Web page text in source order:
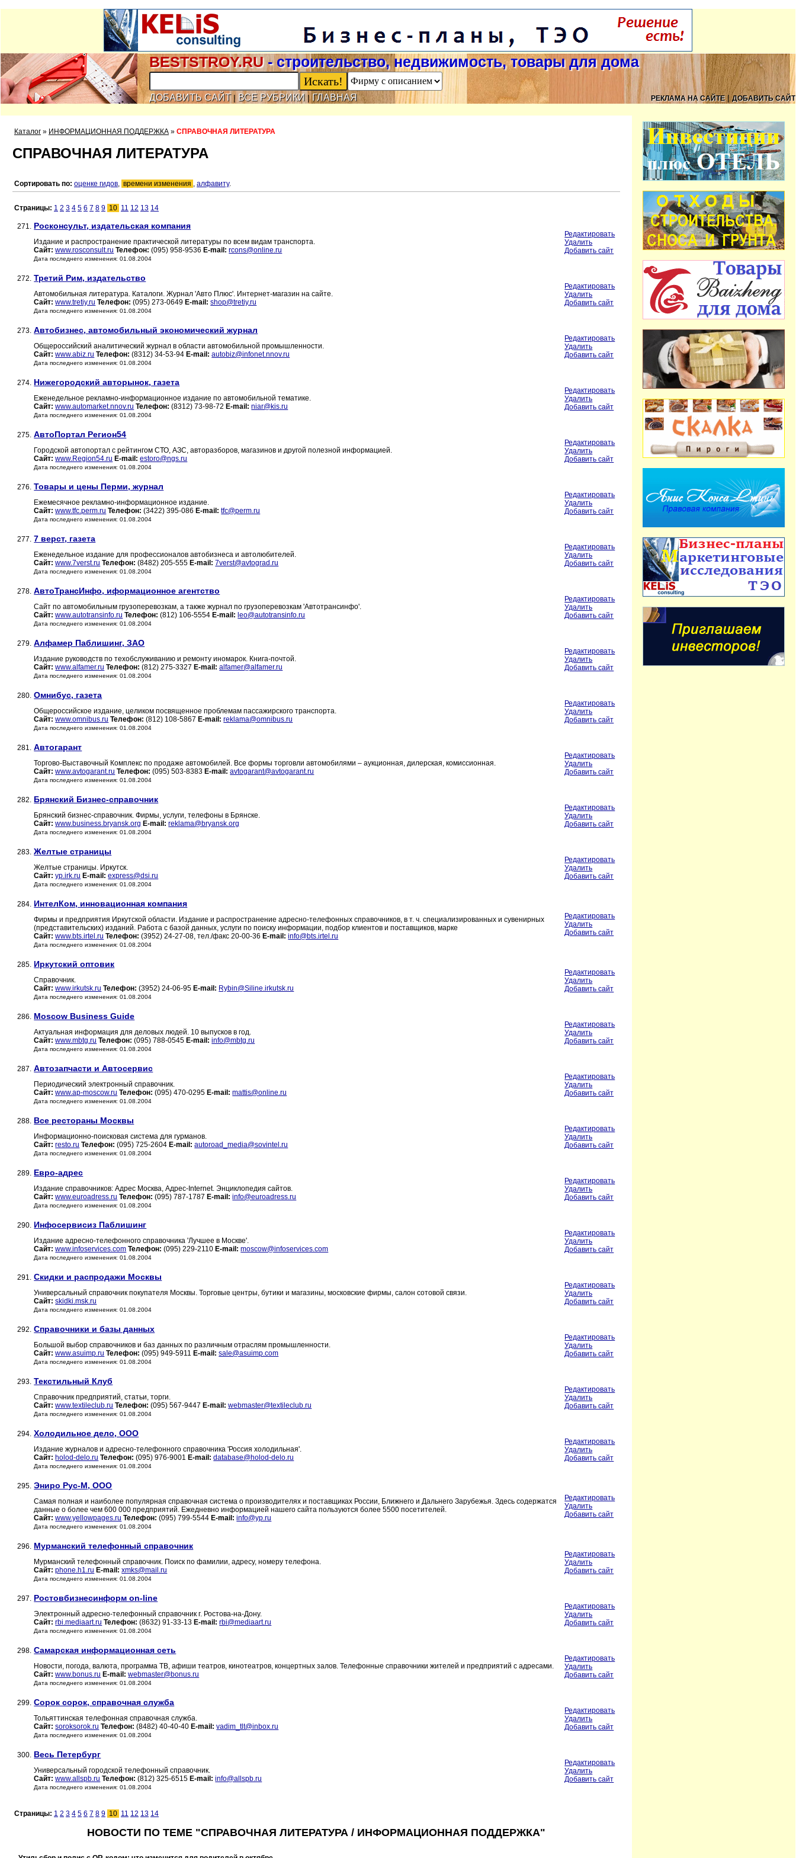
BESTSTROY.RU - строительство, недвижимость, товары для дома
ДОБАВИТЬ САЙТ| ВСЕ РУБРИКИ | ГЛАВНАЯ РЕКЛАМА НА САЙТЕ|ДОБАВИТЬ САЙТ
Каталог » ИНФОРМАЦИОННАЯ ПОДДЕРЖКА » СПРАВОЧНАЯ ЛИТЕРАТУРА
СПРАВОЧНАЯ ЛИТЕРАТУРА
Сортировать по: оценке гидов, времени изменения , алфавиту.
Страницы: 1 2 3 4 5 6 7 8 9 10 11 12 13 14
271. Росконсульт, издательская компания
Издание и распространение практической литературы по всем видам транспорта.
Сайт: www.rosconsult.ru Телефон: (095) 958-9536 E-mail: rcons@online.ru
Дата последнего изменения: 01.08.2004
Редактировать
Удалить
Добавить сайт
272. Третий Рим, издательство
Автомобильная литература. Каталоги. Журнал 'Авто Плюс'. Интернет-магазин на сайте.
Сайт: www.tretiy.ru Телефон: (095) 273-0649 E-mail: shop@tretiy.ru
Дата последнего изменения: 01.08.2004
Редактировать
Удалить
Добавить сайт
273. Автобизнес, автомобильный экономический журнал
Общероссийский аналитический журнал в области автомобильной промышленности.
Сайт: www.abiz.ru Телефон: (8312) 34-53-94 E-mail: autobiz@infonet.nnov.ru
Дата последнего изменения: 01.08.2004
Редактировать
Удалить
Добавить сайт
274. Нижегородский авторынок, газета
Еженедельное рекламно-информационное издание по автомобильной тематике.
Сайт: www.automarket.nnov.ru Телефон: (8312) 73-98-72 E-mail: niar@kis.ru
Дата последнего изменения: 01.08.2004
Редактировать
Удалить
Добавить сайт
275. АвтоПортал Регион54
Городской автопортал с рейтингом СТО, АЗС, авторазборов, магазинов и другой полезной информацией.
Сайт: www.Region54.ru E-mail: estoro@ngs.ru
Дата последнего изменения: 01.08.2004
Редактировать
Удалить
Добавить сайт
276. Товары и цены Перми, журнал
Ежемесячное рекламно-информационное издание.
Сайт: www.tfc.perm.ru Телефон: (3422) 395-086 E-mail: tfc@perm.ru
Дата последнего изменения: 01.08.2004
Редактировать
Удалить
Добавить сайт
277. 7 верст, газета
Еженедельное издание для профессионалов автобизнеса и автолюбителей.
Сайт: www.7verst.ru Телефон: (8482) 205-555 E-mail: 7verst@avtograd.ru
Дата последнего изменения: 01.08.2004
Редактировать
Удалить
Добавить сайт
278. АвтоТрансИнфо, иформационное агентство
Сайт по автомобильным грузоперевозкам, а также журнал по грузоперевозкам 'Автотрансинфо'.
Сайт: www.autotransinfo.ru Телефон: (812) 106-5554 E-mail: leo@autotransinfo.ru
Дата последнего изменения: 01.08.2004
Редактировать
Удалить
Добавить сайт
279. Алфамер Паблишинг, ЗАО
Издание руководств по техобслуживанию и ремонту иномарок. Книга-почтой.
Сайт: www.alfamer.ru Телефон: (812) 275-3327 E-mail: alfamer@alfamer.ru
Дата последнего изменения: 01.08.2004
Редактировать
Удалить
Добавить сайт
280. Омнибус, газета
Общероссийское издание, целиком посвященное проблемам пассажирского транспорта.
Сайт: www.omnibus.ru Телефон: (812) 108-5867 E-mail: reklama@omnibus.ru
Дата последнего изменения: 01.08.2004
Редактировать
Удалить
Добавить сайт
281. Автогарант
Торгово-Выставочный Комплекс по продаже автомобилей. Все формы торговли автомобилями – аукционная, дилерская, комиссионная.
Сайт: www.avtogarant.ru Телефон: (095) 503-8383 E-mail: avtogarant@avtogarant.ru
Дата последнего изменения: 01.08.2004
Редактировать
Удалить
Добавить сайт
282. Брянский Бизнес-справочник
Брянский бизнес-справочник. Фирмы, услуги, телефоны в Брянске.
Сайт: www.business.bryansk.org E-mail: reklama@bryansk.org
Дата последнего изменения: 01.08.2004
Редактировать
Удалить
Добавить сайт
283. Желтые страницы
Желтые страницы. Иркутск.
Сайт: yp.irk.ru E-mail: express@dsi.ru
Дата последнего изменения: 01.08.2004
Редактировать
Удалить
Добавить сайт
284. ИнтелКом, инновационная компания
Фирмы и предприятия Иркутской области. Издание и распространение адресно-телефонных справочников, в т. ч. специализированных и сувенирных
(представительских) изданий. Работа с базой данных, услуги по поиску информации, подбор клиентов и поставщиков, марке
Сайт: www.bts.irtel.ru Телефон: (3952) 24-27-08, тел./факс 20-00-36 E-mail: info@bts.irtel.ru
Дата последнего изменения: 01.08.2004
Редактировать
Удалить
Добавить сайт
285. Иркутский оптовик
Справочник.
Сайт: www.irkutsk.ru Телефон: (3952) 24-06-95 E-mail: Rybin@Siline.irkutsk.ru
Дата последнего изменения: 01.08.2004
Редактировать
Удалить
Добавить сайт
286. Moscow Business Guide
Актуальная информация для деловых людей. 10 выпусков в год.
Сайт: www.mbtg.ru Телефон: (095) 788-0545 E-mail: info@mbtg.ru
Дата последнего изменения: 01.08.2004
Редактировать
Удалить
Добавить сайт
287. Автозапчасти и Автосервис
Периодический электронный справочник.
Сайт: www.ap-moscow.ru Телефон: (095) 470-0295 E-mail: mattis@online.ru
Дата последнего изменения: 01.08.2004
Редактировать
Удалить
Добавить сайт
288. Все рестораны Москвы
Информационно-поисковая система для гурманов.
Сайт: resto.ru Телефон: (095) 725-2604 E-mail: autoroad_media@sovintel.ru
Дата последнего изменения: 01.08.2004
Редактировать
Удалить
Добавить сайт
289. Евро-адрес
Издание справочников: Адрес Москва, Адрес-Internet. Энциклопедия сайтов.
Сайт: www.euroadress.ru Телефон: (095) 787-1787 E-mail: info@euroadress.ru
Дата последнего изменения: 01.08.2004
Редактировать
Удалить
Добавить сайт
290. Инфосервисиз Паблишинг
Издание адресно-телефонного справочника 'Лучшее в Москве'.
Сайт: www.infoservices.com Телефон: (095) 229-2110 E-mail: moscow@infoservices.com
Дата последнего изменения: 01.08.2004
Редактировать
Удалить
Добавить сайт
291. Скидки и распродажи Москвы
Универсальный справочник покупателя Москвы. Торговые центры, бутики и магазины, московские фирмы, салон сотовой связи.
Сайт: skidki.msk.ru
Дата последнего изменения: 01.08.2004
Редактировать
Удалить
Добавить сайт
292. Справочники и базы данных
Большой выбор справочников и баз данных по различным отраслям промышленности.
Сайт: www.asuimp.ru Телефон: (095) 949-5911 E-mail: sale@asuimp.com
Дата последнего изменения: 01.08.2004
Редактировать
Удалить
Добавить сайт
293. Текстильный Клуб
Справочник предприятий, статьи, торги.
Сайт: www.textileclub.ru Телефон: (095) 567-9447 E-mail: webmaster@textileclub.ru
Дата последнего изменения: 01.08.2004
Редактировать
Удалить
Добавить сайт
294. Холодильное дело, ООО
Издание журналов и адресно-телефонного справочника 'Россия холодильная'.
Сайт: holod-delo.ru Телефон: (095) 976-9001 E-mail: database@holod-delo.ru
Дата последнего изменения: 01.08.2004
Редактировать
Удалить
Добавить сайт
295. Эниро Рус-М, ООО
Самая полная и наиболее популярная справочная система о производителях и поставщиках России, Ближнего и Дальнего Зарубежья. Здесь содержатся
данные о более чем 600 000 предприятий. Ежедневно информацией нашего сайта пользуются более 5500 посетителей.
Сайт: www.yellowpages.ru Телефон: (095) 799-5544 E-mail: info@yp.ru
Дата последнего изменения: 01.08.2004
Редактировать
Удалить
Добавить сайт
296. Мурманский телефонный справочник
Мурманский телефонный справочник. Поиск по фамилии, адресу, номеру телефона.
Сайт: phone.h1.ru E-mail: xmks@mail.ru
Дата последнего изменения: 01.08.2004
Редактировать
Удалить
Добавить сайт
297. Ростовбизнесинформ on-line
Электронный адресно-телефонный справочник г. Ростова-на-Дону.
Сайт: rbi.mediaart.ru Телефон: (8632) 91-33-13 E-mail: rbi@mediaart.ru
Дата последнего изменения: 01.08.2004
Редактировать
Удалить
Добавить сайт
298. Самарская информационная сеть
Новости, погода, валюта, программа ТВ, афиши театров, кинотеатров, концертных залов. Телефонные справочники жителей и предприятий с адресами.
Сайт: www.bonus.ru E-mail: webmaster@bonus.ru
Дата последнего изменения: 01.08.2004
Редактировать
Удалить
Добавить сайт
299. Сорок сорок, справочная служба
Тольяттинская телефонная справочная служба.
Сайт: soroksorok.ru Телефон: (8482) 40-40-40 E-mail: vadim_tlt@inbox.ru
Дата последнего изменения: 01.08.2004
Редактировать
Удалить
Добавить сайт
300. Весь Петербург
Универсальный городской телефонный справочник.
Сайт: www.allspb.ru Телефон: (812) 325-6515 E-mail: info@allspb.ru
Дата последнего изменения: 01.08.2004
Редактировать
Удалить
Добавить сайт
Страницы: 1 2 3 4 5 6 7 8 9 10 11 12 13 14
НОВОСТИ ПО ТЕМЕ "СПРАВОЧНАЯ ЛИТЕРАТУРА / ИНФОРМАЦИОННАЯ ПОДДЕРЖКА"